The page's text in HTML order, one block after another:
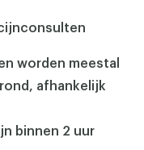
worden meestal
afhankelijk
binnen 2 uur